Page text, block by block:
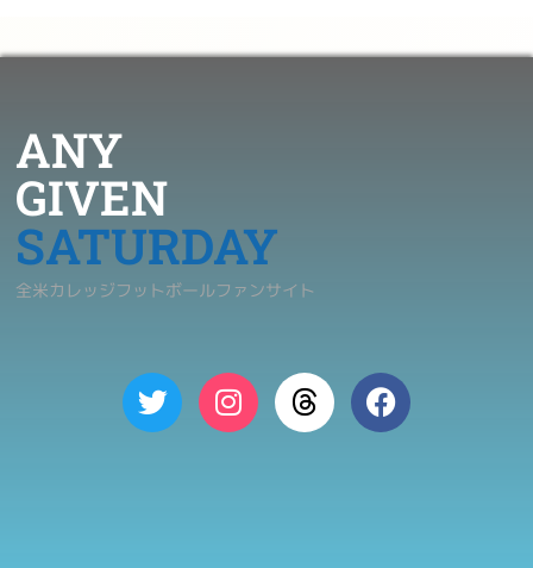
ANY
GIVEN
SATURDAY
全米カレッジフットボールファンサイト